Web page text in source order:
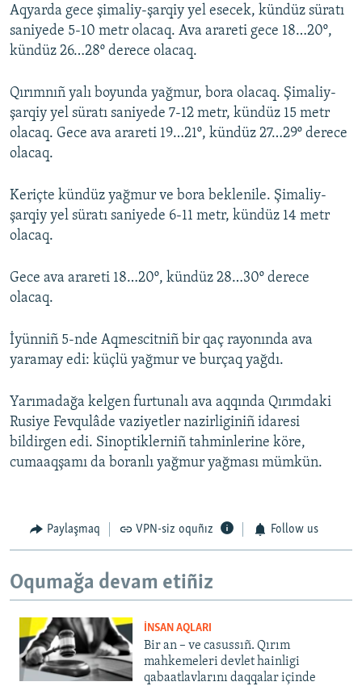
Aqyarda gece şimaliy-şarqiy yel esecek, kündüz süratı
saniyede 5-10 metr olacaq. Ava arareti gece 18…20º,
kündüz 26…28º derece olacaq.
Qırımnıñ yalı boyunda yağmur, bora olacaq. Şimaliy-
şarqiy yel süratı saniyede 7-12 metr, kündüz 15 metr
olacaq. Gece ava arareti 19…21º, kündüz 27…29º derece
olacaq.
Keriçte kündüz yağmur ve bora beklenile. Şimaliy-
şarqiy yel süratı saniyede 6-11 metr, kündüz 14 metr
olacaq.
Gece ava arareti 18…20º, kündüz 28…30º derece
olacaq.
İyünniñ 5-nde Aqmescitniñ bir qaç rayonında ava
yaramay edi: küçlü yağmur ve burçaq yağdı.
Yarımadağa kelgen furtunalı ava aqqında Qırımdaki
Rusiye Fevqulâde vaziyetler nazirliginiñ idaresi
bildirgen edi. Sinoptiklerniñ tahminlerine köre,
cumaaqşamı da boranlı yağmur yağması mümkün.
Paylaşmaq VPN-siz oquñız Follow us
Oqumağa devam etiñiz
İNSAN AQLARI
Bir an – ve casussıñ. Qırım
mahkemeleri devlet hainligi
qabaatlavlarını daqqalar içinde